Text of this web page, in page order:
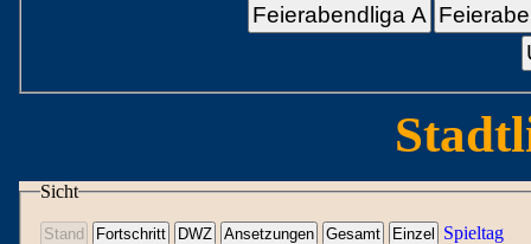
Feierabendliga A
Sicht
Spieltag